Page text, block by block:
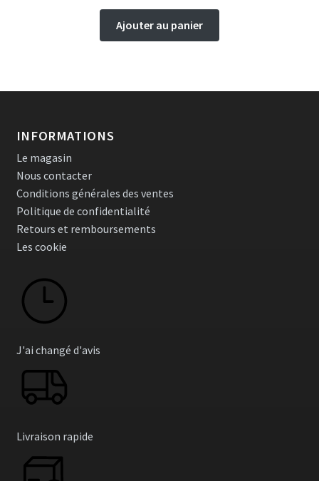
Ajouter au panier
INFORMATIONS
Le magasin
Nous contacter
Conditions générales des ventes
Politique de confidentialité
Retours et remboursements
Les cookie
J'ai changé d'avis
Livraison rapide